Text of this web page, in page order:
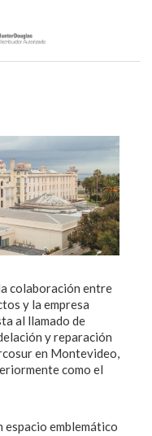
colaboración entre
y la empresa
al llamado de
y reparación
en Montevideo,
como el
emblemático